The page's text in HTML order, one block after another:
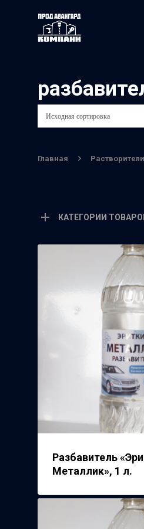
выйти
Главная Растворители
КАТЕГОРИИ
Разбавитель
Металлик», 1 л.